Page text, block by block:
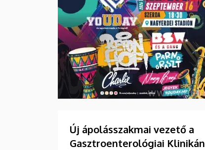
Új ápolásszakmai vezető a
Gasztroenterológiai Klinikán